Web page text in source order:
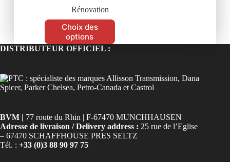
Rénovation
Choix des
options
DISTRIBUTEUR OFFICIEL :
BVM | 77 route du Rhin | F-67470 MUNCHHAUSEN
Adresse de livraison / Delivery address : 25 rue de l’Eglise
– 67470 SCHAFFHOUSE PRES SELTZ
Tél. : +33 (0)3 88 90 97 75